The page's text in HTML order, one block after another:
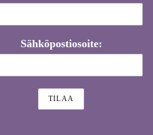
Sähköpostiosoite: